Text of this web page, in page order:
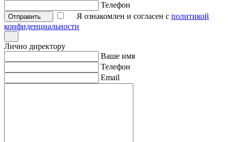
Телефон
Отправить Я ознакомлен и согласен с политикой
конфиденциальности
Лично директору
Ваше имя
Телефон
Email